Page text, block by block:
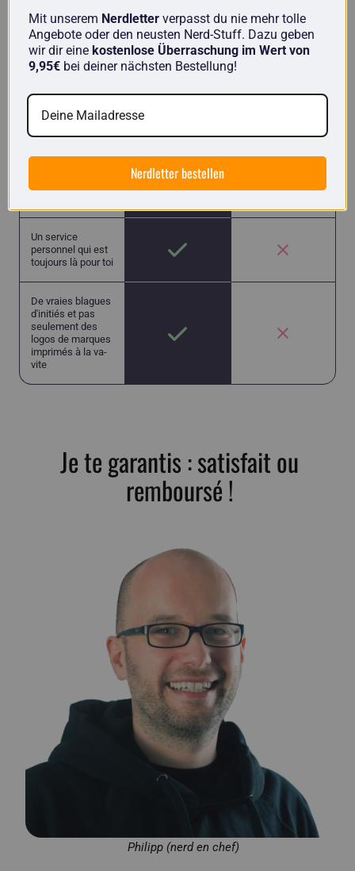
getDigital Autres
boutiques
Produits exclusifs
Dirigé par des
nerds
Les produits les
Un service
personnel qui est
toujours là pour toi
De vraies blagues
d'initiés et pas
seulement des
logos de marques
imprimés à la va-
vite
Je te garantis : satisfait ou
remboursé !
Philipp (nerd en chef)
Mit unserem Nerdletter verpasst du nie mehr tolle
Angebote oder den neusten Nerd-Stuff. Dazu geben
wir dir eine kostenlose Überraschung im Wert von
9,95€ bei deiner nächsten Bestellung!
Nerdletter bestellen